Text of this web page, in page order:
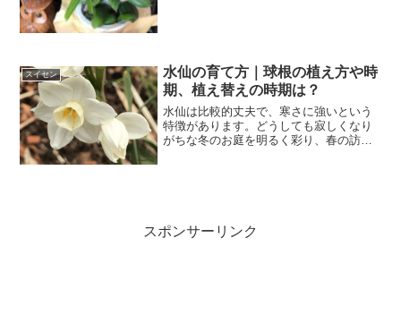
スイセン
水仙の育て方｜球根の植え方や時
期、植え替えの時期は？
水仙は比較的丈夫で、寒さに強いという
特徴があります。どうしても寂しくなり
がちな冬のお庭を明るく彩り、春の訪れ
スポンサーリンク